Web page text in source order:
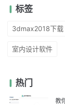
标签
3dmax2018下载
室内设计软件
热门
教